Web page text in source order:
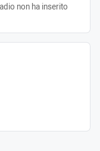
non ha inserito